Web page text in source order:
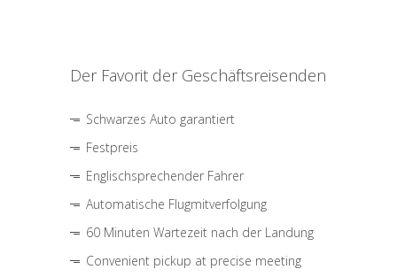
Der Favorit der Geschäftsreisenden
Schwarzes Auto garantiert
Festpreis
Englischsprechender Fahrer
Automatische Flugmitverfolgung
60 Minuten Wartezeit nach der Landung
Convenient pickup at precise meeting